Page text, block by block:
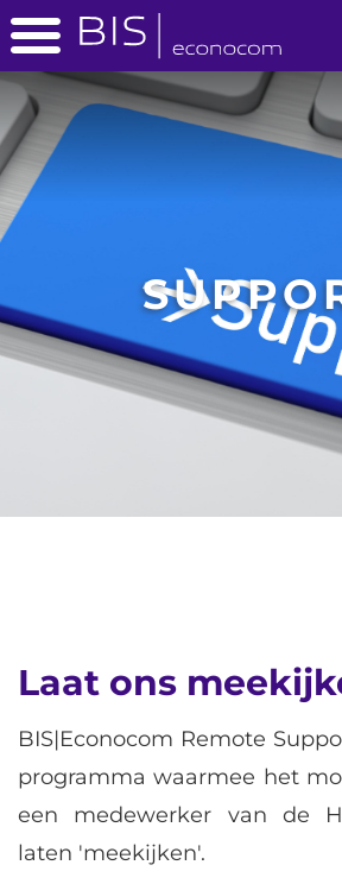
Laat ons
BIS|Econocom Remote
programma waarmee het
een medewerker van de
laten 'meekijken'.